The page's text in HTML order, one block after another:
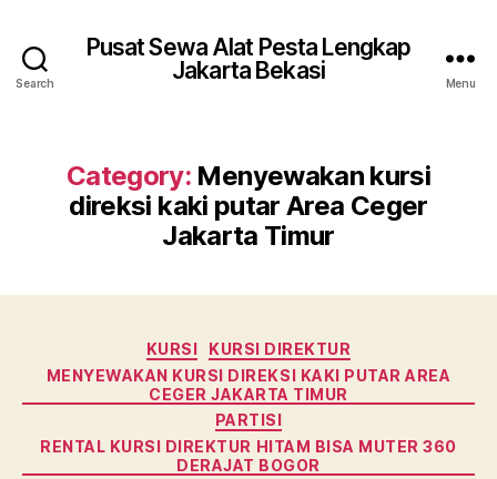
Search
Pusat Sewa Alat Pesta Lengkap
Jakarta Bekasi
Menu
Category: Menyewakan kursi
direksi kaki putar Area Ceger
Jakarta Timur
Categories
KURSI
KURSI DIREKTUR
MENYEWAKAN KURSI DIREKSI KAKI PUTAR AREA
CEGER JAKARTA TIMUR
PARTISI
RENTAL KURSI DIREKTUR HITAM BISA MUTER 360
DERAJAT BOGOR